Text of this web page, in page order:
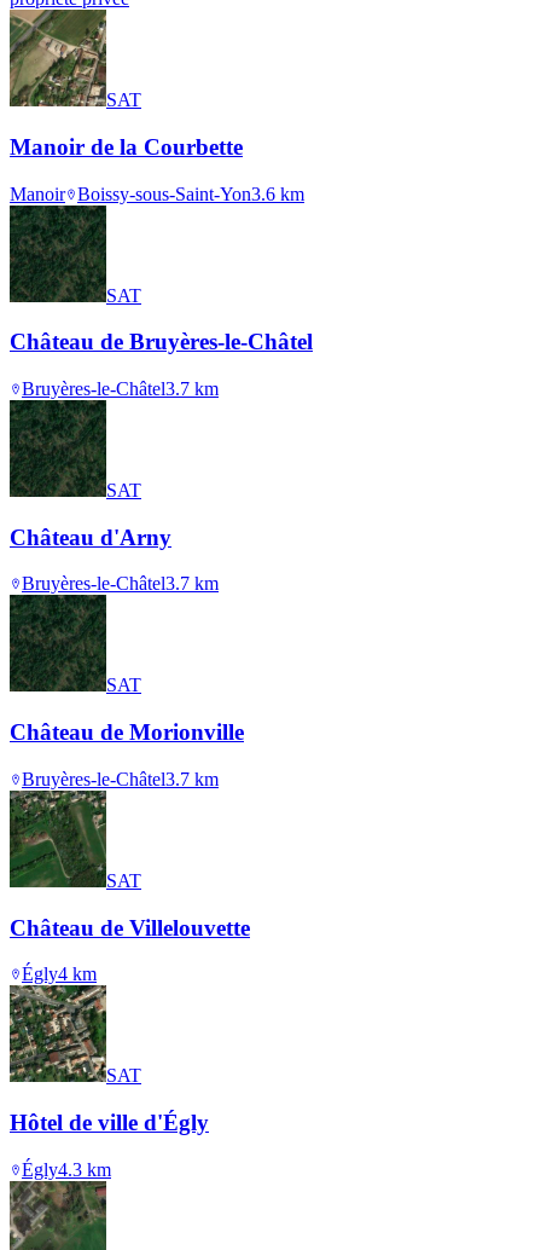
SAT
Manoir de la Courbette
Manoir Boissy-sous-Saint-Yon3.6 km
SAT
Château de Bruyères-le-Châtel
Bruyères-le-Châtel3.7 km
SAT
Château d'Arny
Bruyères-le-Châtel3.7 km
SAT
Château de Morionville
Bruyères-le-Châtel3.7 km
SAT
Château de Villelouvette
Égly4 km
SAT
Hôtel de ville d'Égly
Égly4.3 km